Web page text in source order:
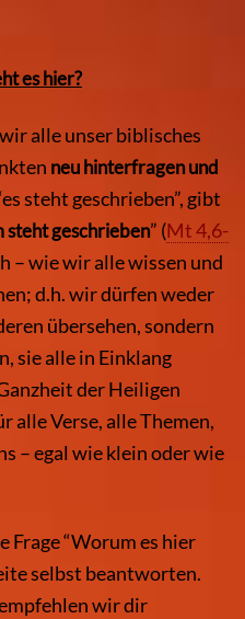
es hier?
alle unser biblisches
neu hinterfragen und
steht geschrieben”, gibt
steht geschrieben” (Mt 4,6-
– wie wir alle wissen und
d.h. wir dürfen weder
übersehen, sondern
sie alle in Einklang
der Heiligen
alle Verse, alle Themen,
– egal wie klein oder wie
Frage “Worum es hier
selbst beantworten.
wir dir